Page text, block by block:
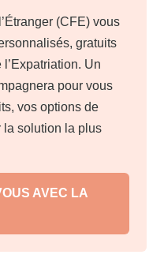
(CFE) vous
gratuits
Un
pour vous
vos options de
la solution la plus
AVEC LA